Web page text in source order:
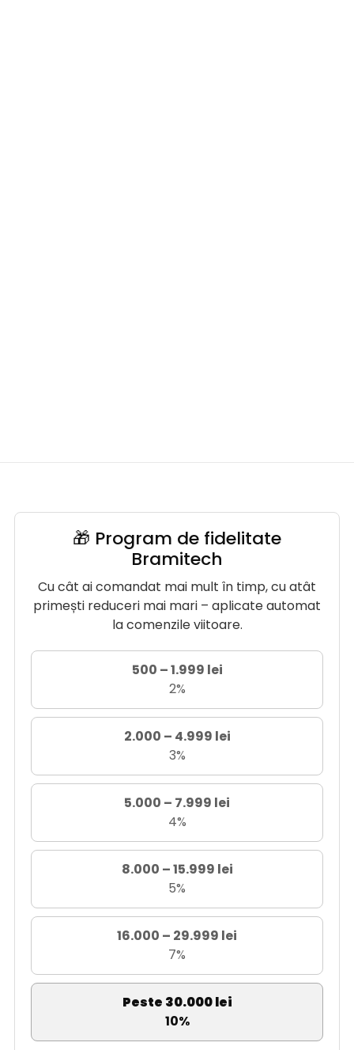
🎁 Program de fidelitate
Bramitech
Cu cât ai comandat mai mult în timp, cu atât
primești reduceri mai mari – aplicate automat
la comenzile viitoare.
500 – 1.999 lei
2%
2.000 – 4.999 lei
3%
5.000 – 7.999 lei
4%
8.000 – 15.999 lei
5%
16.000 – 29.999 lei
7%
Peste 30.000 lei
10%